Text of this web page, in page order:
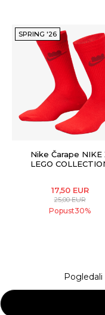
SPRING '26
Nike Čarape NIKE
LEGO
17,50 EUR
25,00EUR
Popust30%
Pogledali